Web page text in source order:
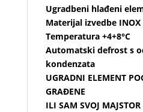
Ugradbeni hlađeni
Materijal izvedbe INOX
Temperatura +4+8°C
Automatski defrost s
kondenzata
UGRADNI ELEMENT
GRAĐENE
ILI SAM SVOJ MAJSTOR